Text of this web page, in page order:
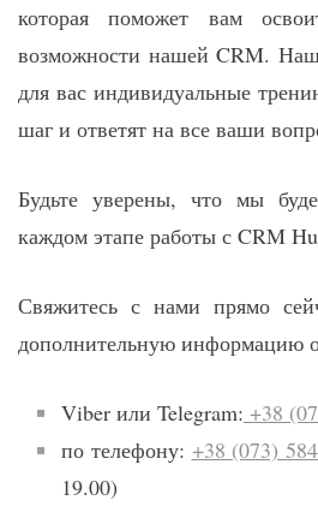
которая поможет вам
возможности нашей CRM.
для вас индивидуальные
шаг и ответят на все ваши
Будьте уверены, что мы
каждом этапе работы с CRM
Свяжитесь с нами прямо
дополнительную информацию
Viber или Telegram: +38
по телефону: +38 (073)
19.00)